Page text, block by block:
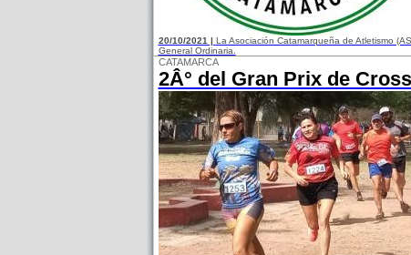
20/10/2021 | La Asociación Catamarqueña de Atletismo
General Ordinaria.
CATAMARCA
2Â° del Gran Prix de